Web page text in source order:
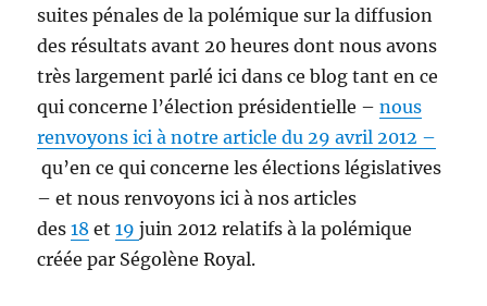
suites pénales de la polémique sur la diffusion
des résultats avant 20 heures dont nous avons
très largement parlé ici dans ce blog tant en ce
qui concerne l’élection présidentielle –nous
renvoyons ici à notre article du 29 avril 2012 –
qu’en ce qui concerne les élections législatives
– et nous renvoyons ici à nos articles
des18 et19juin 2012 relatifs à la polémique
créée par Ségolène Royal.